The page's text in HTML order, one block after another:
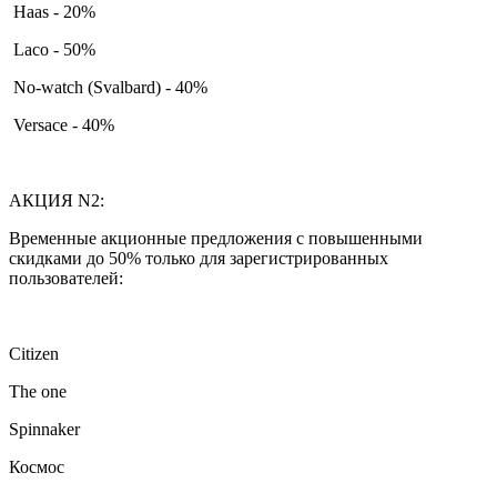
Haas - 20%
Laco - 50%
No-watch (Svalbard) - 40%
Versace - 40%
АКЦИЯ N2:
Временные акционные предложения с повышенными
скидками до 50% только для зарегистрированных
пользователей:
Citizen
The one
Spinnaker
Космос